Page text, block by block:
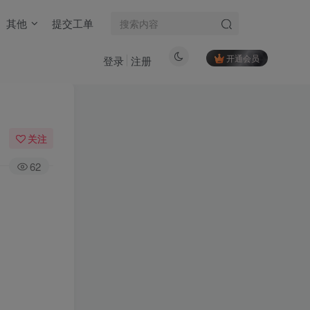
其他 提交工单
开通会员
登录 注册
关注
62